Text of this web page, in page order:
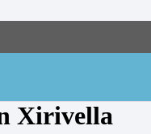
Xirivella